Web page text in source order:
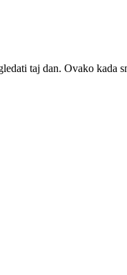
taj dan. Ovako kada